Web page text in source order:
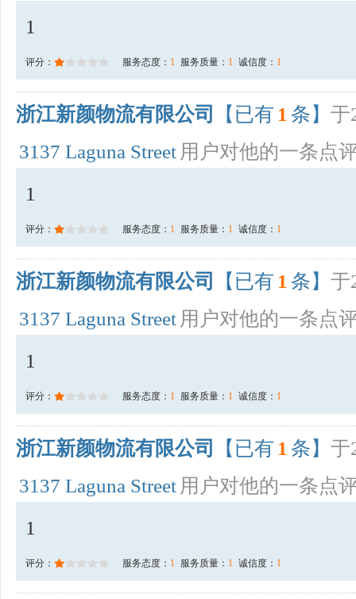
1
评分： 服务态度： 1 服务质量： 1 诚信度： 1
浙江新颜物流有限公司 【已有 1 条】 于
3137 Laguna Street 用户对他的一条点
1
评分： 服务态度： 1 服务质量： 1 诚信度： 1
浙江新颜物流有限公司 【已有 1 条】 于
3137 Laguna Street 用户对他的一条点
1
评分： 服务态度： 1 服务质量： 1 诚信度： 1
浙江新颜物流有限公司 【已有 1 条】 于
3137 Laguna Street 用户对他的一条点
1
评分： 服务态度： 1 服务质量： 1 诚信度： 1